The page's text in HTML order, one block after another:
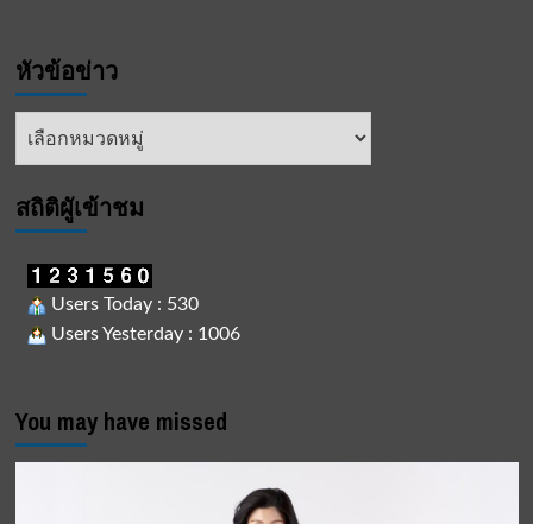
หัวข้อข่าว
หัวข้อ
สถิติผูัเข้าชม
Users Today : 530
Users Yesterday : 1006
You may have missed